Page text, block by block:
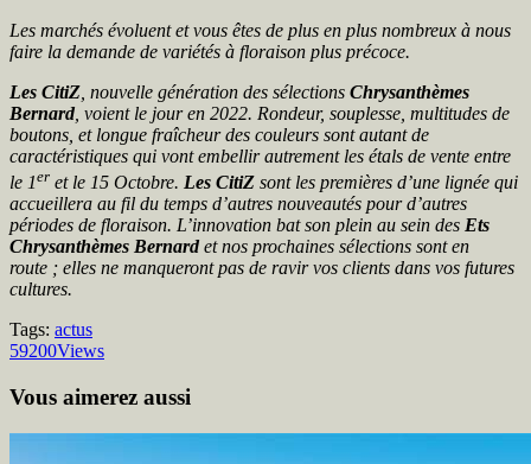
Les marchés évoluent et vous êtes de plus en plus nombreux à nous
faire la demande de variétés à floraison plus précoce.
Les CitiZ , nouvelle génération des sélections Chrysanthèmes
Bernard, voient le jour en 2022. Rondeur, souplesse, multitudes de
boutons, et longue fraîcheur des couleurs sont autant de
caractéristiques qui vont embellir autrement les étals de vente entre
le 1er et le 15 Octobre. Les CitiZ sont les premières d’une lignée qui
accueillera au fil du temps d’autres nouveautés pour d’autres
périodes de floraison. L’innovation bat son plein au sein des Ets
Chrysanthèmes Bernardet nos prochaines sélections sont en
route ; elles ne manqueront pas de ravir vos clients dans vos futures
cultures.
Tags: actus
59200Views
Vous aimerez aussi